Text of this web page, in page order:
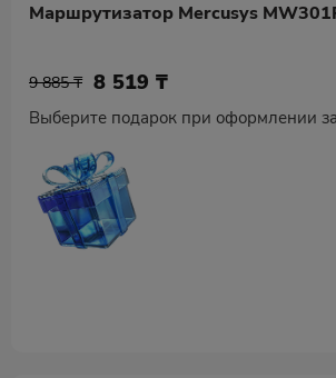
Маршрутизатор Mercusys
9 885 ₸ 8 519₸
Выберите подарок при оформлении